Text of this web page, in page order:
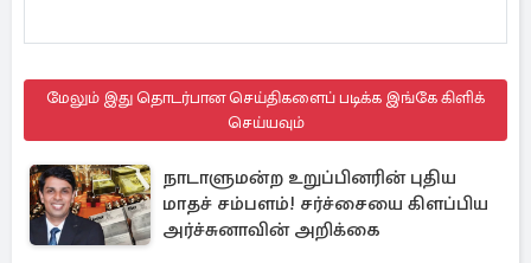
மேலும் இது தொடர்பான செய்திகளைப் படிக்க இங்கே கிளிக்
செய்யவும்
நாடாளுமன்ற உறுப்பினரின் புதிய
மாதச் சம்பளம்! சர்ச்சையை கிளப்பிய
அர்ச்சுனாவின் அறிக்கை